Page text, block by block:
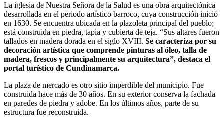
La iglesia de Nuestra Señora de la Salud es una obra arquitectónica
desarrollada en el periodo artístico barroco, cuya construcción inició
en 1630. Se encuentra ubicada en la plazoleta principal del pueblo;
está construida en piedra, tapia y cubierta de teja. “Sus altares fueron
tallados en madera dorada en el siglo XVIII. Se caracteriza por su
decoración artística que comprende pinturas al óleo, talla de
madera, frescos y principalmente su arquitectura”, destaca el
portal turístico de Cundinamarca.
La plaza de mercado es otro sitio imperdible del municipio. Fue
construida hace más de 30 años. En su exterior conserva la fachada
en paredes de piedra y adobe. En los últimos años, parte de su
estructura fue reconstruida.